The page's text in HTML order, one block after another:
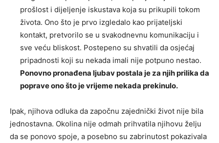
prošlost i dijeljenje iskustava koja su prikupili tokom
života. Ono što je prvo izgledalo kao prijateljski
kontakt, pretvorilo se u svakodnevnu komunikaciju i
sve veću bliskost. Postepeno su shvatili da osjećaj
pripadnosti koji su nekada imali nije potpuno nestao.
Ponovno pronađena ljubav postala je za njih prilika da
poprave ono što je vrijeme nekada prekinulo.
Ipak, njihova odluka da započnu zajednički život nije bila
jednostavna. Okolina nije odmah prihvatila njihovu želju
da se ponovo spoje, a posebno su zabrinutost pokazivala